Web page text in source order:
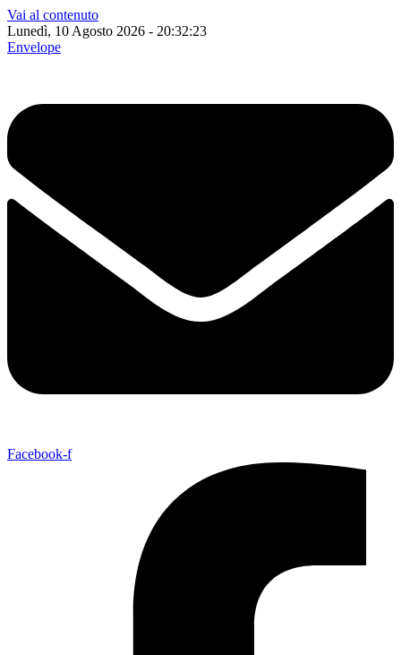
Vai al contenuto
Lunedì, 10 Agosto 2026 - 20:32:24
Envelope
Facebook-f